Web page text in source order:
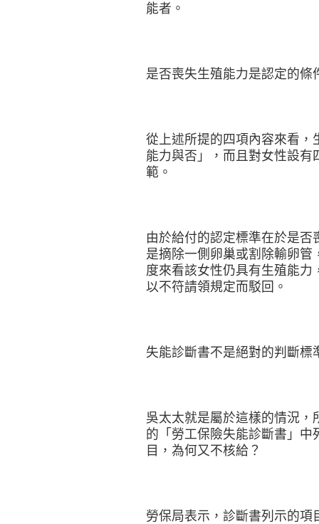
能者。
是否喪失生殖能力是認定的條
從上述所提的四項內容來看，
能力與否」，而且對女性設
範。
由於給付的認定標準在於是
是摘除一側卵巢或割除輸卵
度來看該女性仍具有生殖能
以不符請領規定而駁回。
失能診斷書不是絕對的判斷標
吳太太就是屬於這樣的情況
的「勞工保險失能診斷書」
目，為何又不核給？
勞保局表示，診斷書列示的